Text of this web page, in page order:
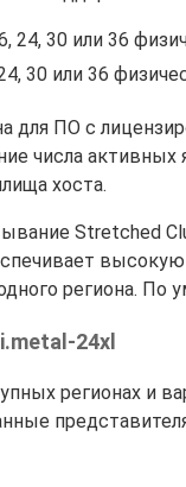
24, 30 или 36
30 или 36
для ПО с
числа
хоста.
Stretched
региона. По
24xl
регионах и